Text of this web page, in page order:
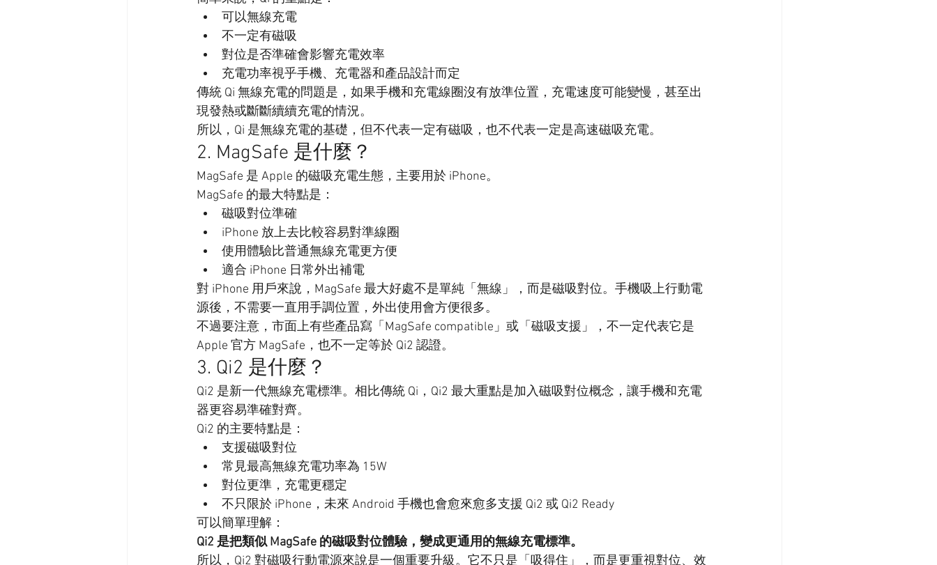
可以無線充電
不一定有磁吸
對位是否準確會影響充電效率
充電功率視乎手機、充電器和產品設計而定
傳統 Qi 無線充電的問題是，如果手機和充電線圈沒有放準位置，充電速度可能變慢，甚至出
現發熱或斷斷續續充電的情況。
所以，Qi 是無線充電的基礎，但不代表一定有磁吸，也不代表一定是高速磁吸充電。
2. MagSafe 是什麼？
MagSafe 是 Apple 的磁吸充電生態，主要用於 iPhone。
MagSafe 的最大特點是：
磁吸對位準確
iPhone 放上去比較容易對準線圈
使用體驗比普通無線充電更方便
適合 iPhone 日常外出補電
對 iPhone 用戶來說，MagSafe 最大好處不是單純「無線」，而是磁吸對位。手機吸上行動電
源後，不需要一直用手調位置，外出使用會方便很多。
不過要注意，市面上有些產品寫「MagSafe compatible」或「磁吸支援」，不一定代表它是
Apple 官方 MagSafe，也不一定等於 Qi2 認證。
3. Qi2 是什麼？
Qi2 是新一代無線充電標準。相比傳統 Qi，Qi2 最大重點是加入磁吸對位概念，讓手機和充電
器更容易準確對齊。
Qi2 的主要特點是：
支援磁吸對位
常見最高無線充電功率為 15W
對位更準，充電更穩定
不只限於 iPhone，未來 Android 手機也會愈來愈多支援 Qi2 或 Qi2 Ready
可以簡單理解：
Qi2 是把類似 MagSafe 的磁吸對位體驗，變成更通用的無線充電標準。
所以，Qi2 對磁吸行動電源來說是一個重要升級。它不只是「吸得住」，而是更重視對位、效